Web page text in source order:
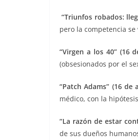
“Triunfos robados:
pero la competencia
“Virgen a los 40” (16
(obsesionados por el
“Patch Adams” (16 de
médico, con la
“La razón de estar
de sus dueños